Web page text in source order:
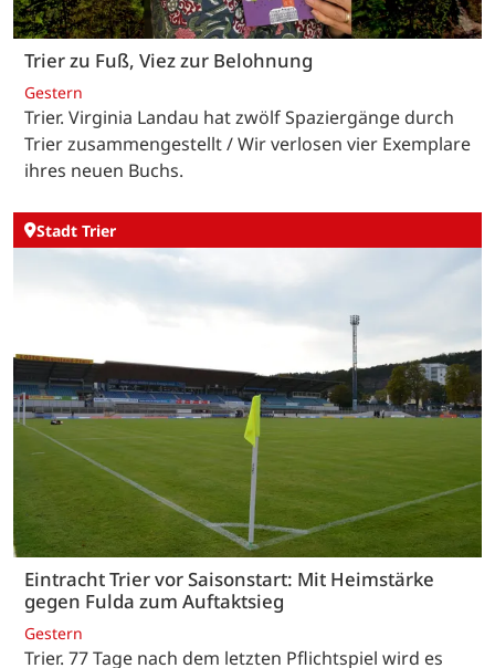
Trier zu Fuß, Viez zur Belohnung
Gestern
Trier. Virginia Landau hat zwölf Spaziergänge durch
Trier zusammengestellt / Wir verlosen vier Exemplare
ihres neuen Buchs.
Stadt Trier
Eintracht Trier vor Saisonstart: Mit Heimstärke
gegen Fulda zum Auftaktsieg
Gestern
Trier. 77 Tage nach dem letzten Pflichtspiel wird es